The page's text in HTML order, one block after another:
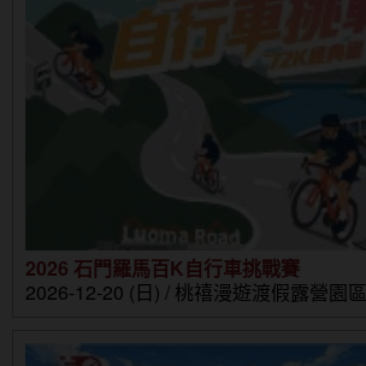
2026 石門羅馬百K自行車挑戰賽
2026-12-20 (日) / 桃禧漫遊渡假露營園區